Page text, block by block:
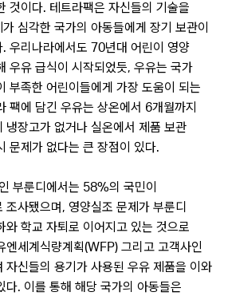
것이다. 테트라팩은 자신들의 기술을
심각한 국가의 아동들에게 장기 보관이
우리나라에서도 70년대 어린이 영양
우유 급식이 시작되었듯, 우유는 국가
부족한 어린이들에게 가장 도움이 되는
팩에 담긴 우유는 상온에서 6개월까지
냉장고가 없거나 실온에서 제품 보관
문제가 없다는 큰 장점이 있다.
부룬디에서는 58%의 국민이
조사됐으며, 영양실조 문제가 부룬디
와 학교 자퇴로 이어지고 있는 것으로
엔세계식량계획(WFP) 그리고 고객사인
자신들의 용기가 사용된 우유 제품을 이와
다. 이를 통해 해당 국가의 아동들은